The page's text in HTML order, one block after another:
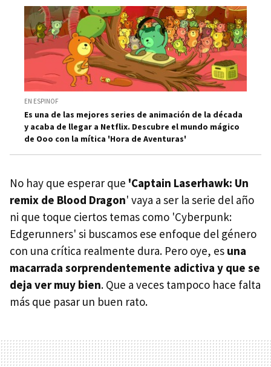
EN ESPINOF
Es una de las mejores series de animación de la década
y acaba de llegar a Netflix. Descubre el mundo mágico
de Ooo con la mítica 'Hora de Aventuras'
No hay que esperar que 'Captain Laserhawk: Un
remix de Blood Dragon' vaya a ser la serie del año
ni que toque ciertos temas como 'Cyberpunk:
Edgerunners' si buscamos ese enfoque del género
con una crítica realmente dura. Pero oye, es una
macarrada sorprendentemente adictiva y que se
deja ver muy bien. Que a veces tampoco hace falta
más que pasar un buen rato.